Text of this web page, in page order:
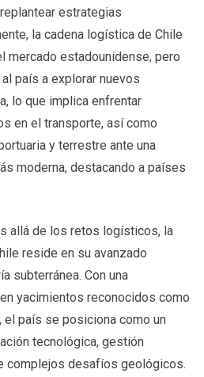
estrategias
la cadena logística de Chile
mercado estadounidense, pero
país a explorar nuevos
lo que implica enfrentar
en el transporte, así como
y terrestre ante una
moderna, destacando a países
allá de los retos logísticos, la
reside en su avanzado
subterránea. Con una
yacimientos reconocidos como
el país se posiciona como un
tecnológica, gestión
complejos desafíos geológicos.